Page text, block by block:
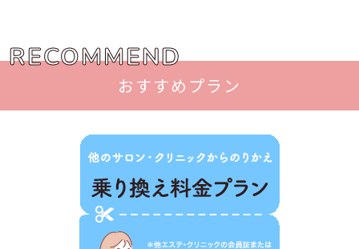
RECOMMEND
おすすめプラン